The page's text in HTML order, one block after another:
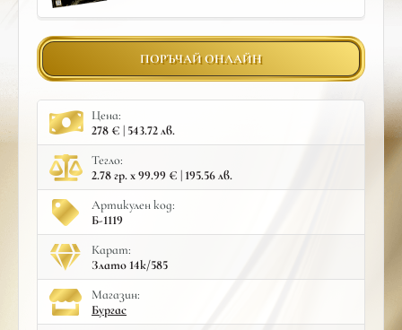
ПОРЪЧАЙ ОНЛАЙН
Цена:
278 € | 543.72 лв.
Тегло:
2.78 гр. x 99.99 € | 195.56 лв.
Артикулен код:
Б-1119
Карат:
Злато 14к/585
Mагазин:
Бургас